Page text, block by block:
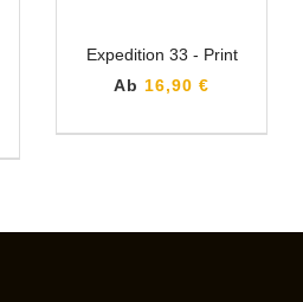
Expedition 33 - Print
Ab 16,90 €